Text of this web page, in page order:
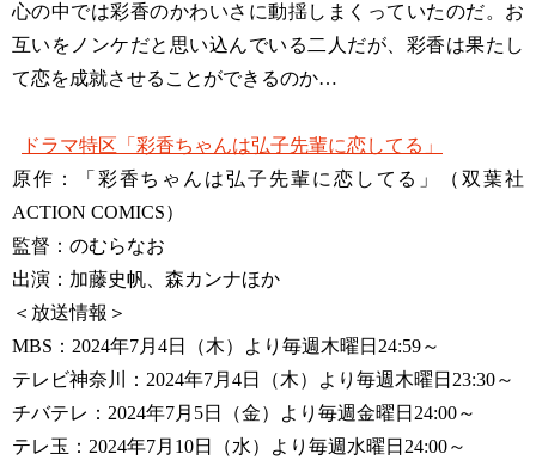
心の中では彩香のかわいさに動揺しまくっていたのだ。お
互いをノンケだと思い込んでいる二人だが、彩香は果たし
て恋を成就させることができるのか…
ドラマ特区「彩香ちゃんは弘子先輩に恋してる」
原作：「彩香ちゃんは弘子先輩に恋してる」（双葉社
ACTION COMICS）
監督：のむらなお
出演：加藤史帆、森カンナほか
＜放送情報＞
MBS：2024年7月4日（木）より毎週木曜日24:59～
テレビ神奈川：2024年7月4日（木）より毎週木曜日23:30～
チバテレ：2024年7月5日（金）より毎週金曜日24:00～
テレ玉：2024年7月10日（水）より毎週水曜日24:00～